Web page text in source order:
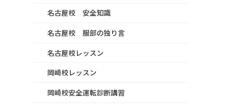
名古屋校 安全知識
名古屋校 服部の独り言
名古屋校レッスン
岡崎校レッスン
岡崎校安全運転診断講習